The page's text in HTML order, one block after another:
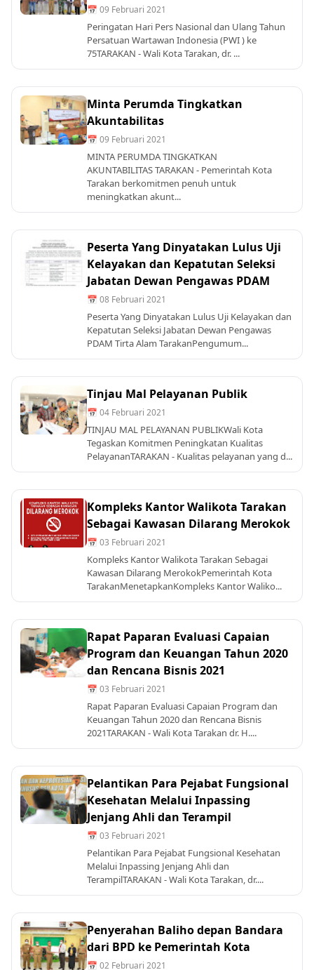
📅 09 Februari 2021
Peringatan Hari Pers Nasional dan Ulang Tahun
Persatuan Wartawan Indonesia (PWI ) ke
75TARAKAN - Wali Kota Tarakan, dr. ...
Minta Perumda Tingkatkan
Akuntabilitas
📅 09 Februari 2021
MINTA PERUMDA TINGKATKAN
AKUNTABILITAS TARAKAN - Pemerintah Kota
Tarakan berkomitmen penuh untuk
meningkatkan akunt...
Peserta Yang Dinyatakan Lulus Uji
Kelayakan dan Kepatutan Seleksi
Jabatan Dewan Pengawas PDAM
📅 08 Februari 2021
Peserta Yang Dinyatakan Lulus Uji Kelayakan dan
Kepatutan Seleksi Jabatan Dewan Pengawas
PDAM Tirta Alam TarakanPengumum...
Tinjau Mal Pelayanan Publik
📅 04 Februari 2021
TINJAU MAL PELAYANAN PUBLIKWali Kota
Tegaskan Komitmen Peningkatan Kualitas
PelayananTARAKAN - Kualitas pelayanan yang d...
Kompleks Kantor Walikota Tarakan
Sebagai Kawasan Dilarang Merokok
📅 03 Februari 2021
Kompleks Kantor Walikota Tarakan Sebagai
Kawasan Dilarang MerokokPemerintah Kota
TarakanMenetapkanKompleks Kantor Waliko...
Rapat Paparan Evaluasi Capaian
Program dan Keuangan Tahun 2020
dan Rencana Bisnis 2021
📅 03 Februari 2021
Rapat Paparan Evaluasi Capaian Program dan
Keuangan Tahun 2020 dan Rencana Bisnis
2021TARAKAN - Wali Kota Tarakan dr. H....
Pelantikan Para Pejabat Fungsional
Kesehatan Melalui Inpassing
Jenjang Ahli dan Terampil
📅 03 Februari 2021
Pelantikan Para Pejabat Fungsional Kesehatan
Melalui Inpassing Jenjang Ahli dan
TerampilTARAKAN - Wali Kota Tarakan, dr....
Penyerahan Baliho depan Bandara
dari BPD ke Pemerintah Kota
📅 02 Februari 2021